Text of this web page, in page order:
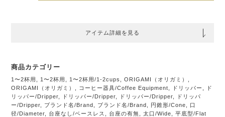
アイテム詳細を見る
商品カテゴリー
1〜2杯用 1〜2杯用 1〜2杯用/1-2cups ,ORIGAMI（オリガミ）
ORIGAMI（オリガミ）
コーヒー器具/Coffee Equipment ドリッパー
ド
リッパー/Dripper
ドリッパー/Dripper ドリッパー/Dripper
ドリッパ
ー/Dripper
ブランド名/Brand ブランド名/Brand 円錐形/Cone
口
径/Diameter
台座なし/ベースレス 台座の有無 ,太口/Wide ,平底型/Flat